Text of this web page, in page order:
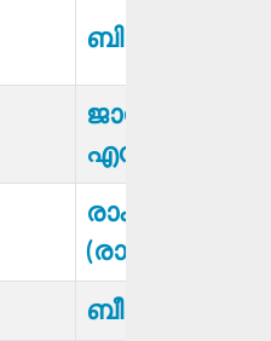
ബിജി
ജാസ്മി ജെ
എസ്
രാം രാജൻ
(രാമന്‍)
ബീന